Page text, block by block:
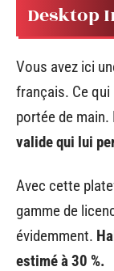
Desktop
Vous avez ici
français. Ce qui
portée de
valide qui lui
Avec cette
gamme de
évidemment.
estimé à 30 %.